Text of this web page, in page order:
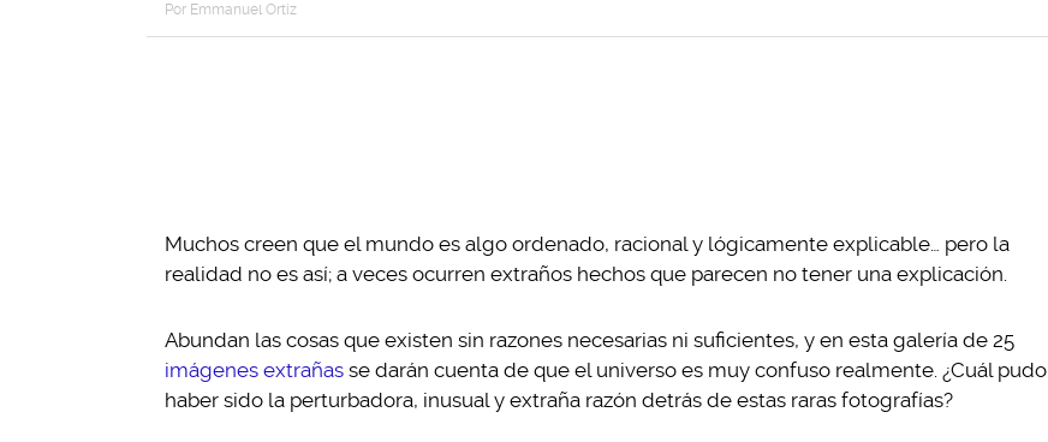
Por Emmanuel Ortiz
Muchos creen que el mundo es algo ordenado, racional y lógicamente explicable… pero la
realidad no es así; a veces ocurren extraños hechos que parecen no tener una explicación.
Abundan las cosas que existen sin razones necesarias ni suficientes, y en esta galería de 25
imágenes extrañas se darán cuenta de que el universo es muy confuso realmente. ¿Cuál pudo
haber sido la perturbadora, inusual y extraña razón detrás de estas raras fotografías?